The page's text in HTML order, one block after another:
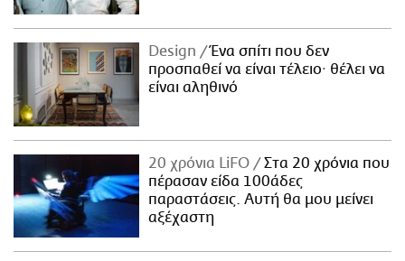
Design
Ένα σπίτι που δεν
προσπαθεί να είναι τέλειο· θέλει να
είναι αληθινό
20 χρόνια LiFO
Στα 20 χρόνια που
πέρασαν είδα 100άδες
παραστάσεις. Αυτή θα μου μείνει
αξέχαστη